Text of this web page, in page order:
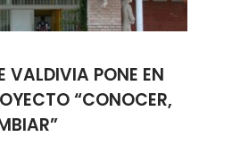
VALDIVIA PONE EN
“CONOCER,